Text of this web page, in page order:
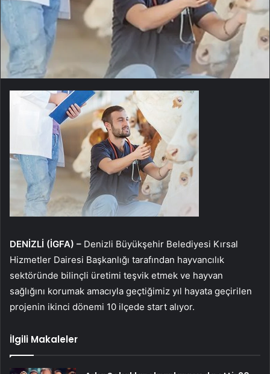
DENİZLİ (İGFA) – Denizli Büyükşehir Belediyesi Kırsal
Hizmetler Dairesi Başkanlığı tarafından hayvancılık
sektöründe bilinçli üretimi teşvik etmek ve hayvan
sağlığını korumak amacıyla geçtiğimiz yıl hayata geçirilen
projenin ikinci dönemi 10 ilçede start alıyor.
İlgili Makaleler